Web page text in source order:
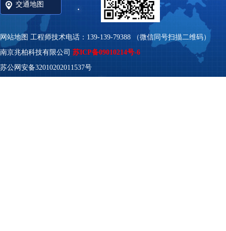
交通地图
网站地图 工程师技术电话：139-139-79388 （微信同号扫描二维码）
南京兆柏科技有限公司 苏ICP备09010214号-6
苏公网安备32010202011537号